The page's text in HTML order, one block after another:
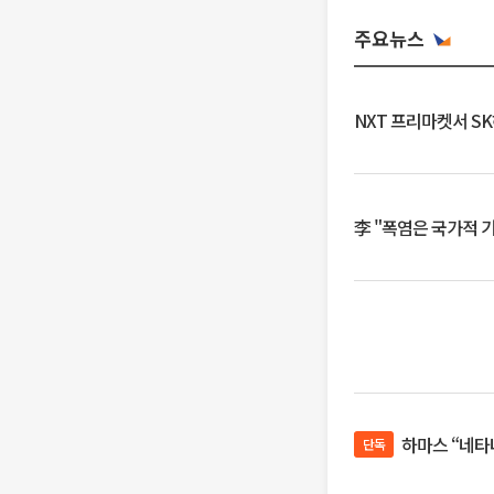
주요뉴스
NXT 프리마켓서
李 "폭염은 국가적
단독 하마스 “네